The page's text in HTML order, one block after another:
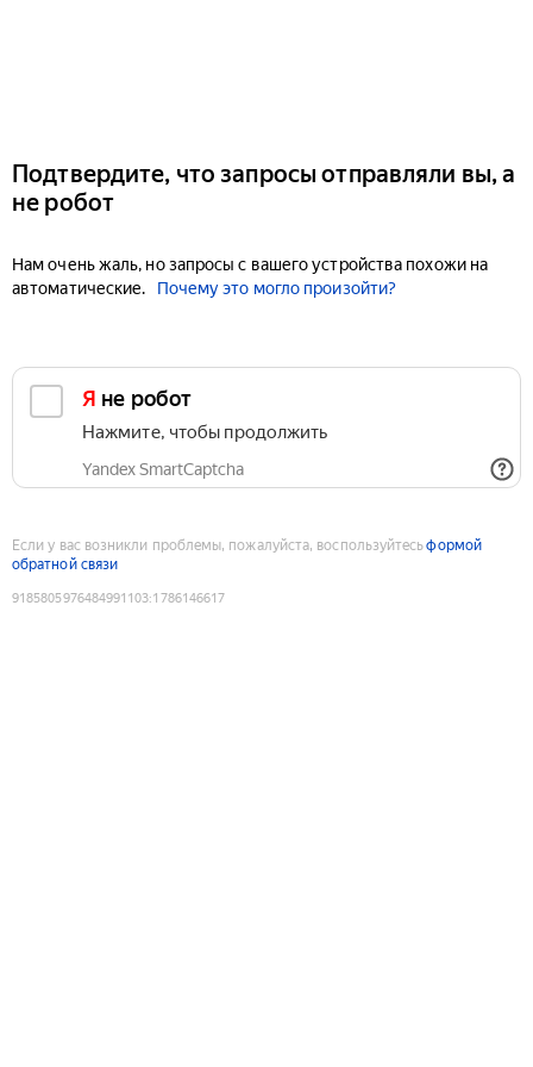
Подтвердите, что запросы отправляли вы, а
не робот
Нам очень жаль, но запросы с вашего устройства похожи на
автоматические.
Почему это могло произойти?
Я не робот
Нажмите, чтобы продолжить
Yandex SmartCaptcha
Если у вас возникли проблемы, пожалуйста, воспользуйтесьформой
обратной связи
9185805976484991103:1786146617